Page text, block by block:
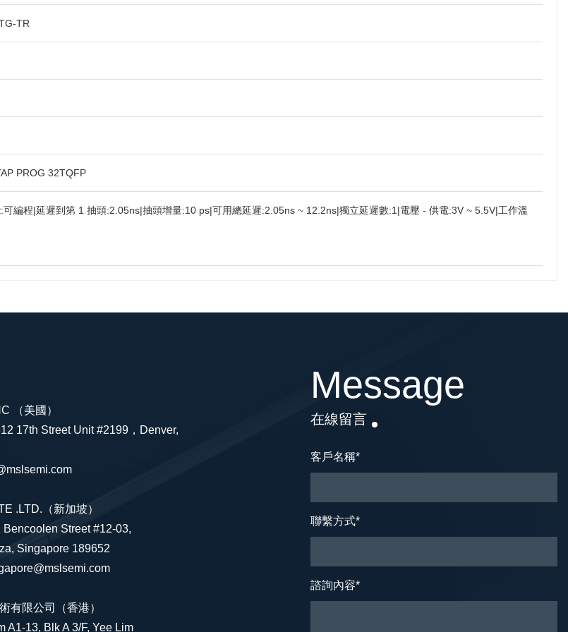
TR
PROG 32TQFP
編程|延遲到第 1 抽頭:2.05ns|抽頭增量:10 ps|可用總延遲:2.05ns ~ 12.2ns|獨立延遲數:1|電壓 - 供電:3V ~ 5.5V|工作溫
（美國）
17th Street Unit #2199，Denver,
.LTD.（新加坡）
Street #12-03,
Singapore 189652
有限公司（香港）
A1-13, Blk A 3/F, Yee Lim
Message
在線留言
客戶名稱*
聯繫方式*
諮詢內容*